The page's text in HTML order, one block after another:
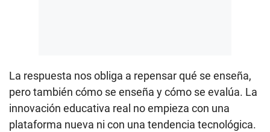
La respuesta nos obliga a repensar qué se enseña,
pero también cómo se enseña y cómo se evalúa. La
innovación educativa real no empieza con una
plataforma nueva ni con una tendencia tecnológica.